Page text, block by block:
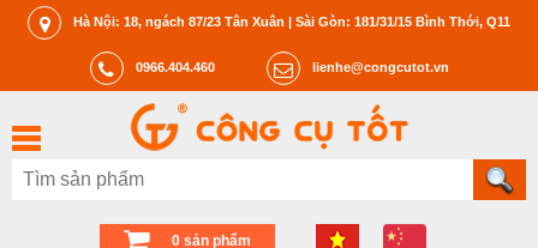
Hà Nội: 18, ngách 87/23 Tân Xuân | Sài Gòn: 181/31/15 Bình Thới, Q11
0966.404.460 lienhe@congcutot.vn
0 sản phẩm